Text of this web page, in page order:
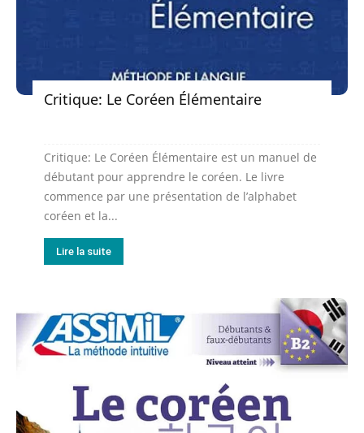
Critique: Le Coréen Élémentaire
Critique: Le Coréen Élémentaire est un manuel de
débutant pour apprendre le coréen. Le livre
commence par une présentation de l’alphabet
coréen et la...
Lire la suite